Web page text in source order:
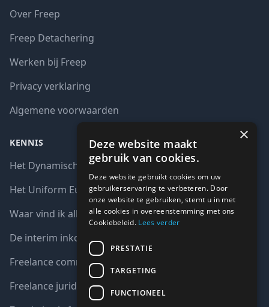
Over Freep
Freep Detachering
Werken bij Freep
Privacy verklaring
Algemene voorwaarden
KENNIS
Het Dynamisch aankoopsysteem (DAS)
Het Uniform Europees Aanbestedingsdocument (UEA)
Waar vind ik alle interim opdrachten bij de overheid?
De interim inkoop markt in cijfers
Freelance communicatie vacatures
Freelance juridische vacatures
×
Deze website maakt
gebruik van cookies.
Deze website gebruikt cookies om uw
gebruikerservaring te verbeteren. Door
onze website te gebruiken, stemt u in met
alle cookies in overeenstemming met ons
Cookiebeleid. Lees verder
PRESTATIE
TARGETING
FUNCTIONEEL